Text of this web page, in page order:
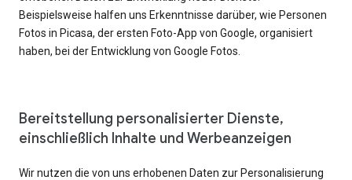
Beispielsweise halfen uns Erkenntnisse darüber, wie Personen
Fotos in Picasa, der ersten Foto-App von Google, organisiert
haben, bei der Entwicklung von Google Fotos.
Bereitstellung personalisierter Dienste,
einschließlich Inhalte und Werbeanzeigen
Wir nutzen die von uns erhobenen Daten zur Personalisierung